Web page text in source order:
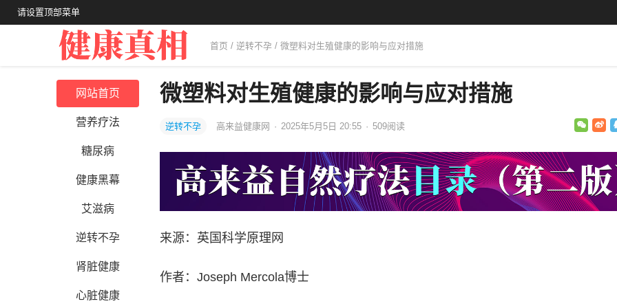
请设置顶部菜单
首页 / 逆转不孕 / 微塑料对生殖健康的影响与应对措施
网站首页
营养疗法
糖尿病
健康黑幕
艾滋病
逆转不孕
肾脏健康
心脏健康
微塑料对生殖健康的影响与应对措施
逆转不孕 高来益健康网 · 2025年5月5日 20:55 · 509阅读
来源：英国科学原理网
作者：Joseph Mercola博士